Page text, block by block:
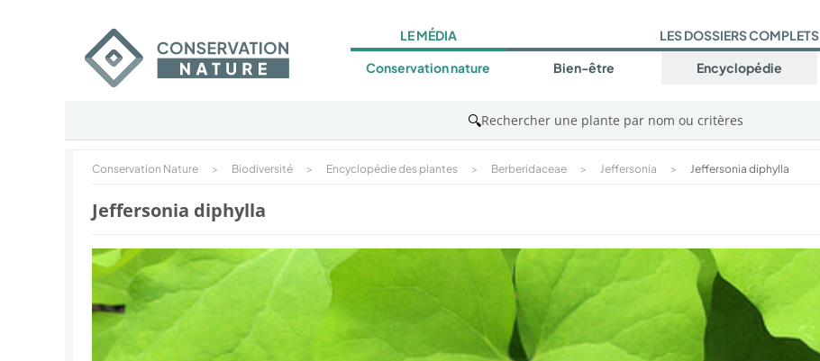
LE MÉDIA
Conservation nature
LES DOSSIERS COMPLETS
Bien-être Encyclopédie
🔍Rechercher une plante par nom ou critères
Conservation Nature > Biodiversité > Encyclopédie des plantes > Berberidaceae > Jeffersonia > Jeffersonia diphylla
Jeffersonia diphylla